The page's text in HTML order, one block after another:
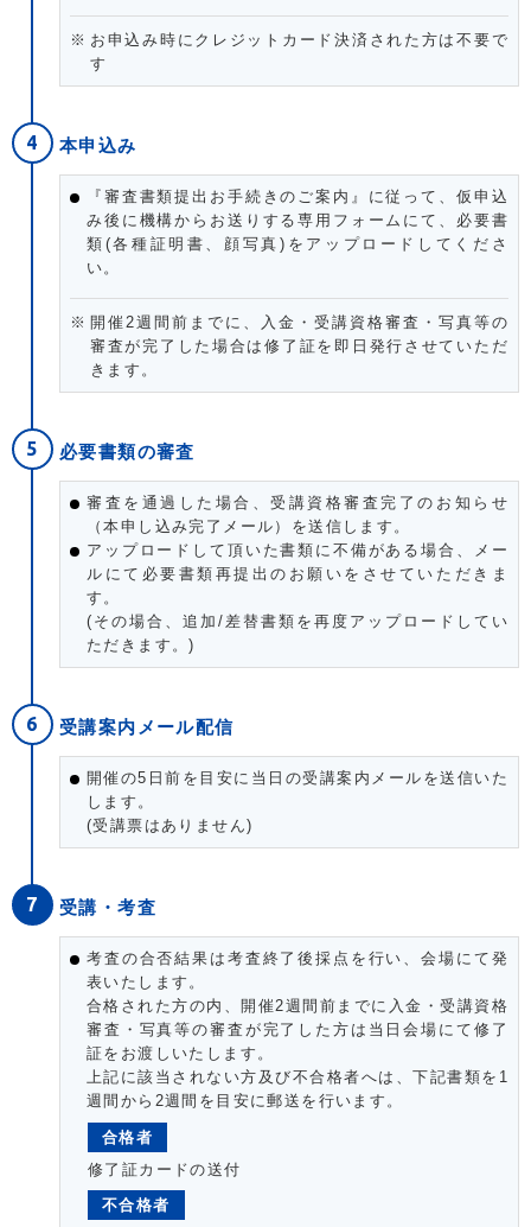
お申込み時にクレジットカード決済された方は不要で
す
本申込み
『審査書類提出お手続きのご案内』に従って、仮申込
み後に機構からお送りする専用フォームにて、必要書
類(各種証明書、顔写真)をアップロードしてくださ
い。
開催2週間前までに、入金・受講資格審査・写真等の
審査が完了した場合は修了証を即日発行させていただ
きます。
必要書類の審査
審査を通過した場合、受講資格審査完了のお知らせ
（本申し込み完了メール）を送信します。
アップロードして頂いた書類に不備がある場合、メー
ルにて必要書類再提出のお願いをさせていただきま
す。
(その場合、追加/差替書類を再度アップロードしてい
ただきます。)
受講案内メール配信
開催の5日前を目安に当日の受講案内メールを送信いた
します。
(受講票はありません)
受講・考査
考査の合否結果は考査終了後採点を行い、会場にて発
表いたします。
合格された方の内、開催2週間前までに入金・受講資格
審査・写真等の審査が完了した方は当日会場にて修了
証をお渡しいたします。
上記に該当されない方及び不合格者へは、下記書類を1
週間から2週間を目安に郵送を行います。
合格者
修了証カードの送付
不合格者